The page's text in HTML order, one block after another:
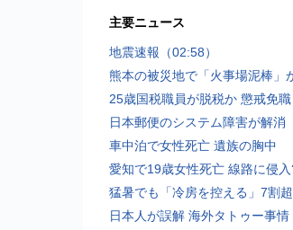
主要ニュース
地震速報（02:58）
熊本の被災地で「火事場泥棒」
25歳国税職員が脱税か 懲戒免職
日本郵便のシステム障害が解消
車中泊で女性死亡 遺族の胸中
愛知で19歳女性死亡 線路に侵
猛暑でも「冷房を控える」7割超
日本人が誤解 海外タトゥー事情